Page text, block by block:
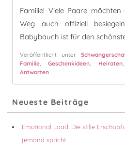
Familie! Viele Paare möchten
Weg auch offiziell
Babybauch ist für den
Veröffentlicht unter
Familie,Geschenkideen, Heiraten
Antworten
Seitenleisten-
Widgetbereich
Neueste Beiträge
Emotional Load: Die stille
jemand spricht